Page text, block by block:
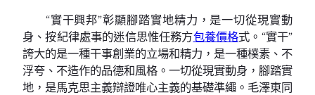
“實干興邦”彰顯腳踏實地精力，是一切從現實動
身、按紀律處事的迷信思惟任務方包養價格式。“實干”
誇大的是一種干事創業的立場和精力，是一種樸素、不
浮夸、不造作的品德和風格。一切從現實動身，腳踏實
地，是馬克思主義辯證唯心主義的基礎準繩。毛澤東同